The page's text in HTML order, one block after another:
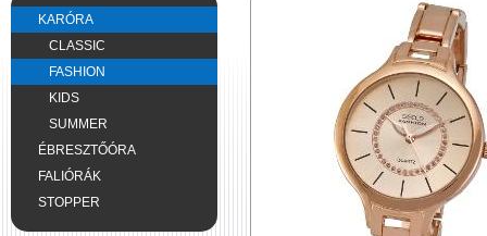
KARÓRA
CLASSIC
FASHION
KIDS
SUMMER
ÉBRESZTŐÓRA
FALIÓRÁK
STOPPER